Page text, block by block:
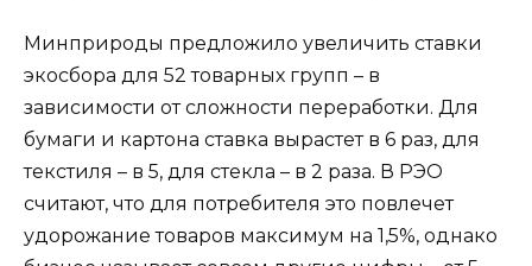
Минприроды предложило увеличить ставки
экосбора для 52 товарных групп – в
зависимости от сложности переработки. Для
бумаги и картона ставка вырастет в 6 раз, для
текстиля – в 5, для стекла – в 2 раза. В РЭО
считают, что для потребителя это повлечет
удорожание товаров максимум на 1,5%, однако